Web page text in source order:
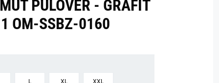
PULÓVER - GRAFIT
OM-SSBZ-0160
L XL XXL